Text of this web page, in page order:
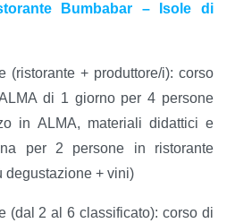
Bumbabar – Isole di
(ristorante + produttore/i): corso
di 1 giorno per 4 persone
in ALMA, materiali didattici e
per 2 persone in ristorante
degustazione + vini)
(dal 2 al 6 classificato): corso di